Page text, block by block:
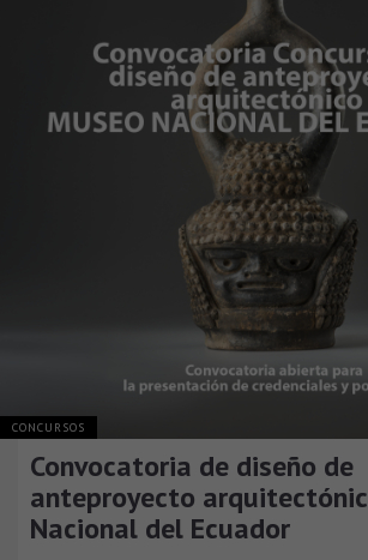
CONCURSOS
Convocatoria de diseño de
anteproyecto
Nacional del Ecuador